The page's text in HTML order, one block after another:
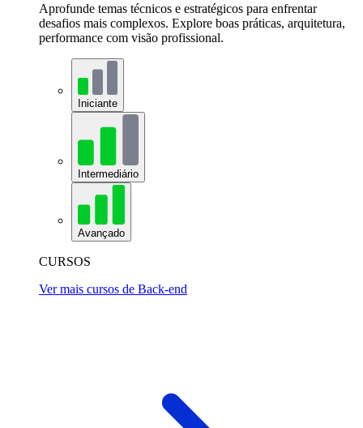
Aprofunde temas técnicos e estratégicos para enfrentar
desafios mais complexos. Explore boas práticas, arquitetura,
performance com visão profissional.
Iniciante
Intermediário
Avançado
CURSOS
Ver mais cursos de Back-end